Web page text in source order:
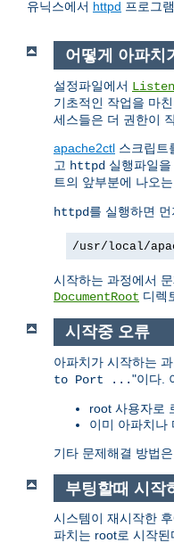
유닉스에서 httpd 프로그
어떻게 아파치
설정파일에서 Listen
기초적인 작업을 마
세스들은 더 권한이
apache2ctl 스크립트
고 httpd 실행파일을
트의 앞부분에 나오는
httpd를 실행하면 먼
/usr/local/
시작하는 과정에서
DocumentRoot 디렉
시작중 오류
아파치가 시작하는
to Port ..."이다.
root 사용자로
이미 아파치나
기타 문제해결 방법
부팅할때 시작
시스템이 재시작한
파치는 root로 시작